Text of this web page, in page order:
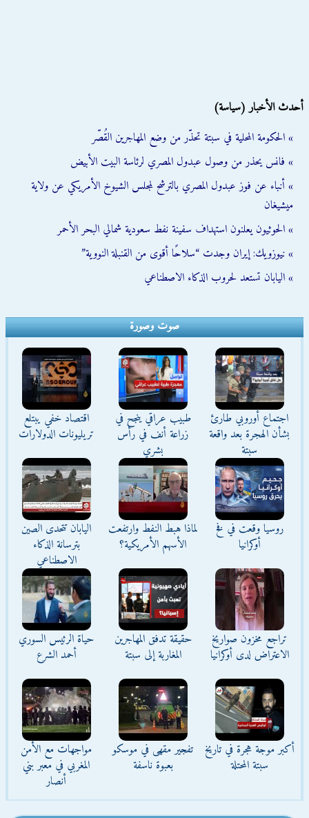
أحدث الأخبار (سياسة)
» الحكومة المحلية في سبتة تحذّر من وضع المهاجرين القُصّر
» فانس يحذر من وصول عبدول المصري لرئاسة البيت الأبيض
» أنباء عن فوز عبدول المصري بالترشح لمجلس الشيوخ الأمريكي عن ولاية
ميشيغان
» الحوثيون يعلنون استهداف سفينة نفط سعودية شمالي البحر الأحمر
» نيوزويك: إيران وجدت “سلاحًا أقوى من القنبلة النووية”
» اليابان تستعد لحروب الذكاء الاصطناعي
صوت وصورة
اجتماع أوروبي طارئ
بشأن الهجرة بعد واقعة
سبتة
طبيب عراقي ينجح في
زراعة أنف في رأس
بشري
اقتصاد خفي يبتلع
تريليونات الدولارات
روسيا وقعت في فخ
أوكرانيا
لماذا هبط النفط وارتفعت
الأسهم الأمريكية؟
اليابان تتحدى الصين
بترسانة الذكاء
الاصطناعي
تراجع مخزون صواريخ
الاعتراض لدى أوكرانيا
حقيقة تدفق المهاجرين
المغاربة إلى سبتة
حياة الرئيس السوري
أحمد الشرع
أكبر موجة هجرة في تاريخ
سبتة المحتلة
تفجير مقهى في موسكو
بعبوة ناسفة
مواجهات مع الأمن
المغربي في معبر بني
أنصار